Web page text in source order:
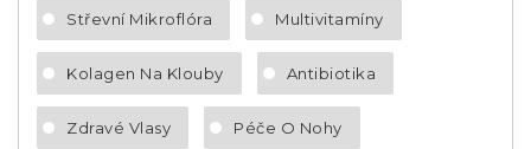
Střevní Mikroflóra Multivitamíny
Kolagen Na Klouby Antibiotika
Zdravé Vlasy Péče O Nohy